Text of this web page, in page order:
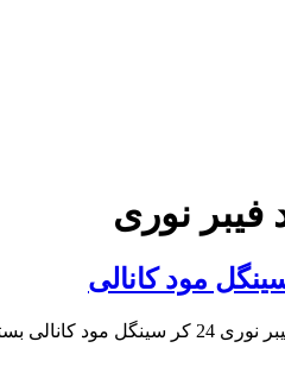
فیبر نوری
مود کانالی